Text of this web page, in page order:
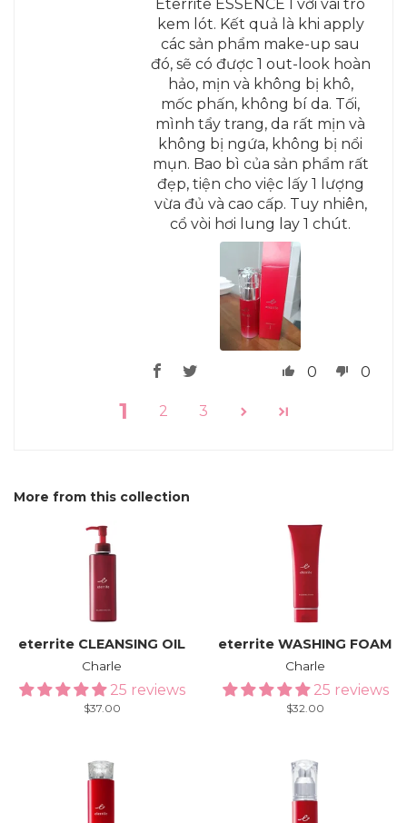
Eterrite ESSENCE I với vai trò
kem lót. Kết quả là khi apply
các sản phẩm make-up sau
đó, sẽ có được 1 out-look hoàn
hảo, mịn và không bị khô,
mốc phấn, không bí da. Tối,
mình tẩy trang, da rất mịn và
không bị ngứa, không bị nổi
mụn. Bao bì của sản phẩm rất
đẹp, tiện cho việc lấy 1 lượng
vừa đủ và cao cấp. Tuy nhiên,
cổ vòi hơi lung lay 1 chút.
0 0
1 2 3
More from this collection
eterrite CLEANSING OIL
Charle
25 reviews
Regular
$37.00
eterrite WASHING FOAM
Charle
25 reviews
Regular
$32.00